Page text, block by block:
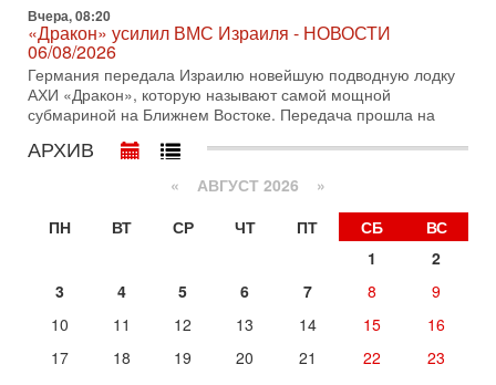
30-07-2026, 17:59
Иран доведет Трампа до крайних мер? Разбор и
оценка от военного обозревателя Давида Шарпа
Ситуация вокруг противостояния Ирана и США накаляется
с каждым днем. Почему Трамп в самый последний момент
отменил решение о нанесении тяжелых ударов
30-07-2026, 16:54
Покупатель авиакомпании «Аркия» намерен
запретить полеты по субботам!
Вокруг возможной продажи авиакомпании «Аркия»
разгорается громкий конфликт.
Президент США Дональд Трамп сегодня рассматривает
возможность масштабной военной операции против Ирана
Сегодня, 16:55
Вчера, 08:20
«Дракон» усилил ВМС Израиля - НОВОСТИ
06/08/2026
Германия передала Израилю новейшую подводную лодку
АХИ «Дракон», которую называют самой мощной
субмариной на Ближнем Востоке. Передача прошла на
АРХИВ
« АВГУСТ 2026 »
ПН
ВТ СР ЧТ ПТ СБ
ВС
1
2
3
4 5 6 7 8
9
10
11 12 13 14 15
16
17
18 19 20 21 22
23